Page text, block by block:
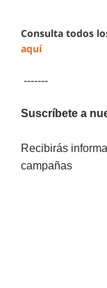
Consulta todos
aquí
-------
Suscríbete a
Recibirás
campañas